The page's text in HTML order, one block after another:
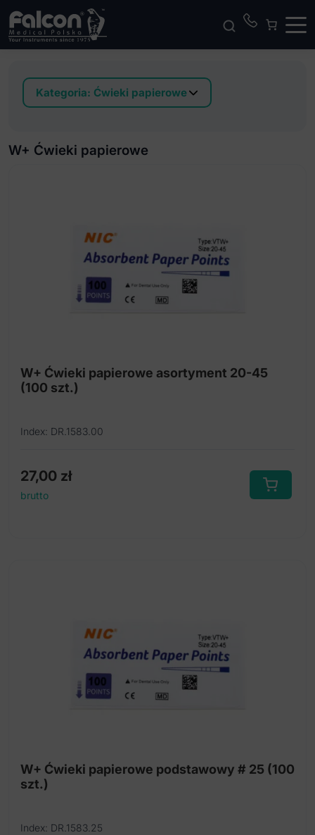
Kategoria: Ćwieki papierowe
Ćwieki papierowe o odchodzeniu .04
ProNext Ćwieki papierowe
Reciproc Ćwieki papierowe
ProOne Ćwieki papierowe
W+ Ćwieki papierowe
W+ Ćwieki papierowe asortyment 20-45
(100 szt.)
Index: DR.1583.00
27,00 zł
brutto
W+ Ćwieki papierowe podstawowy # 25 (100
szt.)
Index: DR.1583.25